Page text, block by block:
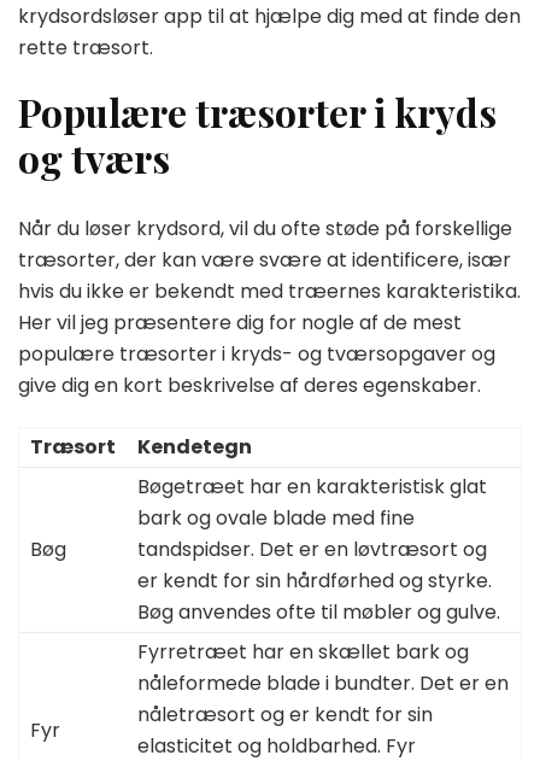
krydsordsløser app til at hjælpe dig med at finde den
rette træsort.
Populære træsorter i kryds
og tværs
Når du løser krydsord, vil du ofte støde på forskellige
træsorter, der kan være svære at identificere, især
hvis du ikke er bekendt med træernes karakteristika.
Her vil jeg præsentere dig for nogle af de mest
populære træsorter i kryds- og tværsopgaver og
give dig en kort beskrivelse af deres egenskaber.
Træsort Kendetegn
Bøg
Bøgetræet har en karakteristisk glat
bark og ovale blade med fine
tandspidser. Det er en løvtræsort og
er kendt for sin hårdførhed og styrke.
Bøg anvendes ofte til møbler og gulve.
Fyr
Fyrretræet har en skællet bark og
nåleformede blade i bundter. Det er en
nåletræsort og er kendt for sin
elasticitet og holdbarhed. Fyr